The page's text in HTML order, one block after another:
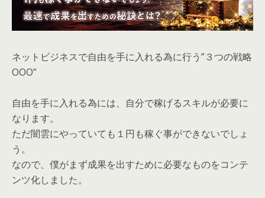
ネットビジネスで自由を手に入れる為に行う”３つの戦略
OOO”
自由を手に入れる為には、自分で稼げるスキルが必要に
なります。
ただ闇雲にやっていても１円も稼ぐ事ができないでしょ
う。
なので、僕がまず成果を出すために必要なものをコンテ
ンツ化しました。